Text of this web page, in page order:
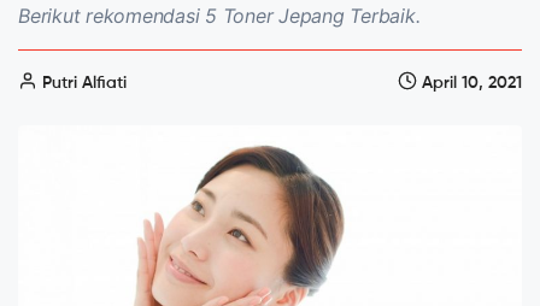
Berikut rekomendasi 5 Toner Jepang Terbaik.
Putri Alfiati April 10, 2021